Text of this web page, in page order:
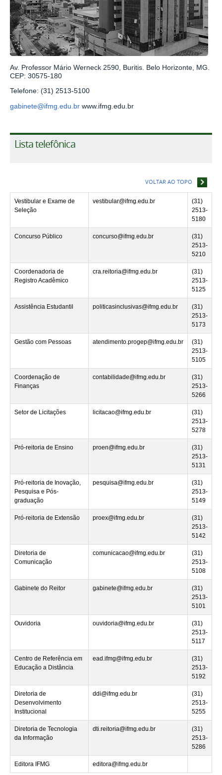
Av. Professor Mário Werneck 2590, Buritis. Belo Horizonte, MG.
CEP: 30575-180
Telefone: (31) 2513-5100
gabinete@ifmg.edu.br www.ifmg.edu.br
Lista telefônica
VOLTAR AO TOPO
Vestibular e Exame de
Seleção
vestibular@ifmg.edu.br
(31)
2513-
5180
Concurso Público concurso@ifmg.edu.br
(31)
2513-
5210
Coordenadoria de
Registro Acadêmico
cra.reitoria@ifmg.edu.br
(31)
2513-
5125
Assistência Estudantil politicasinclusivas@ifmg.edu.br
(31)
2513-
5173
Gestão com Pessoas atendimento.progep@ifmg.edu.br
(31)
2513-
5105
Coordenação de
Finanças
contabilidade@ifmg.edu.br
(31)
2513-
5266
Setor de Licitações licitacao@ifmg.edu.br
(31)
2513-
5278
Pró-reitoria de Ensino proen@ifmg.edu.br
(31)
2513-
5131
Pró-reitoria de Inovação,
Pesquisa e Pós-
graduação
pesquisa@ifmg.edu.br
(31)
2513-
5149
Pró-reitoria de Extensão proex@ifmg.edu.br
(31)
2513-
5142
Diretoria de
Comunicação
comunicacao@ifmg.edu.br
(31)
2513-
5108
Gabinete do Reitor gabinete@ifmg.edu.br
(31)
2513-
5101
Ouvidoria ouvidoria@ifmg.edu.br
(31)
2513-
5117
Centro de Referência em
Educação a Distância
ead.ifmg@ifmg.edu.br
(31)
2513-
5192
Diretoria de
Desenvolvimento
Institucional
ddi@ifmg.edu.br
(31)
2513-
5255
Diretoria de Tecnologia
da Informação
dti.reitoria@ifmg.edu.br
(31)
2513-
5286
Editora IFMG editora@ifmg.edu.br